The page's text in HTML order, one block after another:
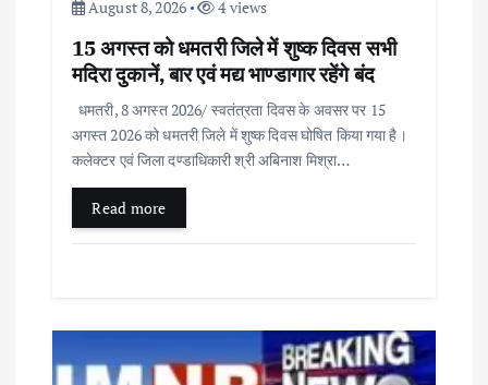
August 8, 2026 4 views
15 अगस्त को धमतरी जिले में शुष्क दिवस सभी
मदिरा दुकानें, बार एवं मद्य भाण्डागार रहेंगे बंद
धमतरी, 8 अगस्त 2026/ स्वतंत्रता दिवस के अवसर पर 15
अगस्त 2026 को धमतरी जिले में शुष्क दिवस घोषित किया गया है।
कलेक्टर एवं जिला दण्डाधिकारी श्री अबिनाश मिश्रा…
Read more